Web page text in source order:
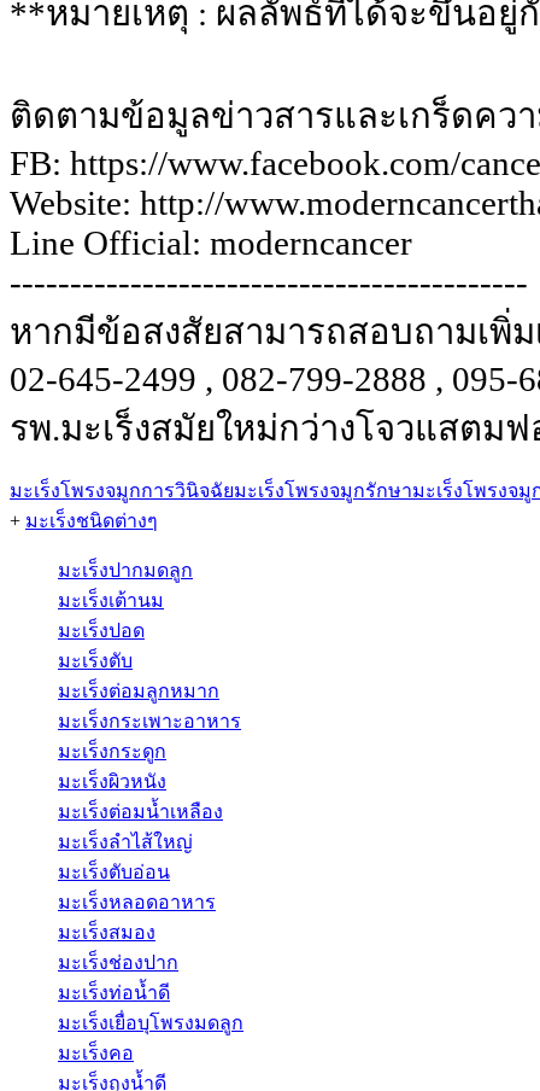
**หมายเหตุ : ผลลัพธ์ที่ได้จะขึ้นอยู่
ติดตามข้อมูลข่าวสารและเกร็ดคว
FB: https://www.facebook.com/
Website: http://
Line Official: moderncancer
-------------------------------------------
หากมีข้อสงสัยสามารถสอบถามเพิ่
02-645-2499 , 082-799-2888 , 095-
รพ.มะเร็งสมัยใหม่กว่างโจวแสตม
มะเร็งโพรงจมูกการวินิจฉัยมะเร็งโพรงจมูกรักษามะเร็งโพรงจมู
+ มะเร็งชนิดต่างๆ
มะเร็งปากมดลูก
มะเร็งเต้านม
มะเร็งปอด
มะเร็งตับ
มะเร็งต่อมลูกหมาก
มะเร็งกระเพาะอาหาร
มะเร็งกระดูก
มะเร็งผิวหนัง
มะเร็งต่อมน้ำเหลือง
มะเร็งลำไส้ใหญ่
มะเร็งตับอ่อน
มะเร็งหลอดอาหาร
มะเร็งสมอง
มะเร็งช่องปาก
มะเร็งท่อน้ำดี
มะเร็งเยื่อบุโพรงมดลูก
มะเร็งคอ
มะเร็งถุงน้ำดี